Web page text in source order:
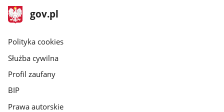
stopka
gov.pl
Strona
gov.pl
gov.pl
Polityka cookies
Służba cywilna
Profil zaufany
BIP
Prawa autorskie